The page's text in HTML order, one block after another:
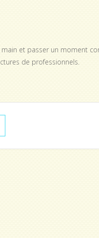
et passer un moment
de professionnels.